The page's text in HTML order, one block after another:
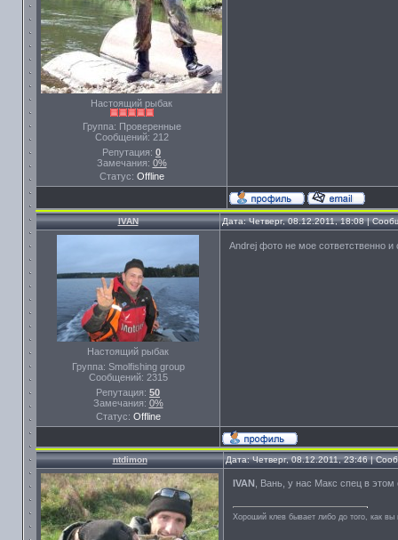
Настоящий рыбак
Группа: Проверенные
Сообщений: 212
Репутация: 0
Замечания: 0%
Статус: Offline
IVAN Дата: Четверг, 08.12.2011, 18:08 |
Настоящий рыбак
Группа: Smolfishing group
Сообщений: 2315
Репутация: 50
Замечания: 0%
Статус: Offline
Andrej фото не мое сответственно
ntdimon Дата: Четверг, 08.12.2011, 23:46 |
IVAN , Вань, у нас Макс спец в
Хороший клев бывает либо до того, как вы